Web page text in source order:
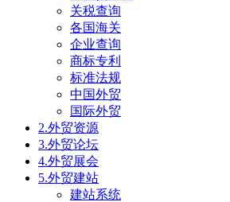
关税查询
各国海关
企业查询
商标专利
标准法规
中国外贸
国际外贸
2.外贸资源
3.外贸论坛
4.外贸展会
5.外贸建站
建站系统